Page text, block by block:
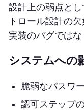
設計上の弱点と
トロール設計の
実装のバグではな
システムへの
脆弱なパスワ
認可ステップ